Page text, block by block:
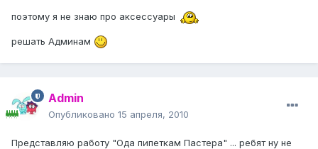
поэтому я не знаю про аксессуары
решать Админам
Admin
Опубликовано 15 апреля, 2010
Представляю работу "Ода пипеткам Пастера" ... ребят ну не